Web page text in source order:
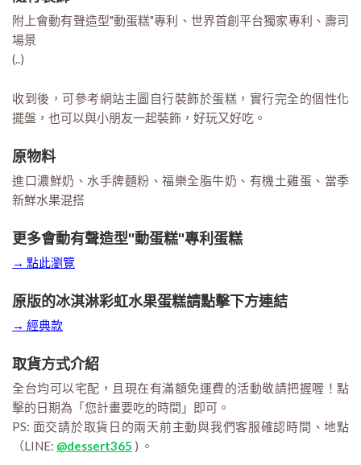
附上會動有聲造型"動蛋糕"專利、世界首創平台獨家專利、壽司
場景
(..)
收到後，可參考網站主圖自行裝飾於蛋糕，實行完全的個性化
擺盤，也可以與小朋友一起裝飾，好玩又好吃。
原物料
進口濃鮮奶、水手牌麵粉、福樂全脂牛奶、有機土雞蛋、當季
新鮮水果混搭
更多會動有聲造型"動蛋糕"專利蛋糕
→ 點此瀏覽
原版的冰淇淋彩虹水果蛋糕請點擊下方連結
→ 經典款
取貨方式介紹
全台均可以宅配，且現在有滿額免運費的活動敬請把握喔！點
擊的日期為「您計畫要吃的時間」即可。
PS: 面交請於取貨日的兩天前主動與我們客服確認時間、地點
（LINE: @dessert365 ) 。